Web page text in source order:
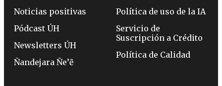
Noticias positivas
Pódcast ÚH
Newsletters ÚH
Ñandejara Ñe’ẽ
Política de uso de la IA
Servicio de
Suscripción a Crédito
Política de Calidad